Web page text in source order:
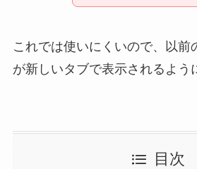
これでは使いにくいので、以前
が新しいタブで表示されるよう
目次